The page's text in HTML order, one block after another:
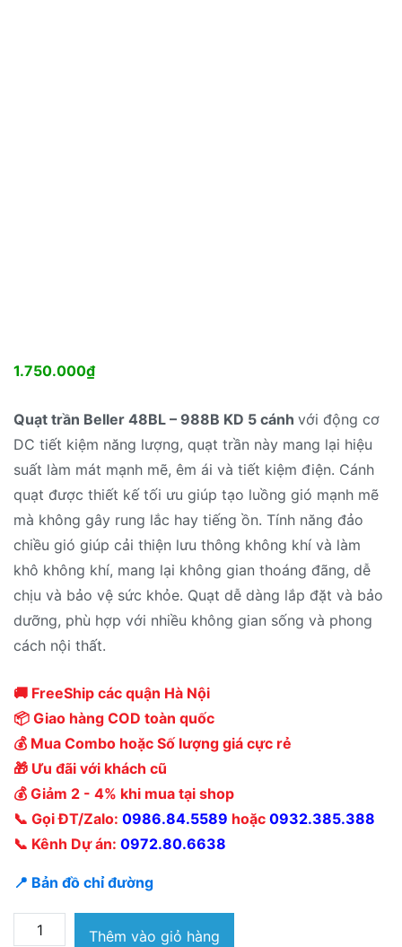
1.750.000₫
Quạt trần Beller 48BL – 988B KD 5 cánh với động cơ
DC tiết kiệm năng lượng, quạt trần này mang lại hiệu
suất làm mát mạnh mẽ, êm ái và tiết kiệm điện. Cánh
quạt được thiết kế tối ưu giúp tạo luồng gió mạnh mẽ
mà không gây rung lắc hay tiếng ồn. Tính năng đảo
chiều gió giúp cải thiện lưu thông không khí và làm
khô không khí, mang lại không gian thoáng đãng, dễ
chịu và bảo vệ sức khỏe. Quạt dễ dàng lắp đặt và bảo
dưỡng, phù hợp với nhiều không gian sống và phong
cách nội thất.
🚚 FreeShip các quận Hà Nội
📦 Giao hàng COD toàn quốc
💰 Mua Combo hoặc Số lượng giá cực rẻ
🎁 Ưu đãi với khách cũ
💰 Giảm 2 - 4% khi mua tại shop
📞 Gọi ĐT/Zalo: 0986.84.5589 hoặc 0932.385.388
📞 Kênh Dự án: 0972.80.6638
📍 Bản đồ chỉ đường
Quạt
Thêm vào giỏ hàng